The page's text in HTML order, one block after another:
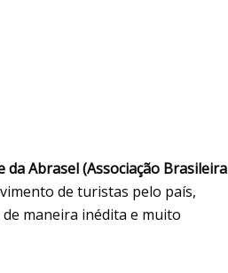
da Abrasel (Associação Brasileira
de turistas pelo país,
maneira inédita e muito